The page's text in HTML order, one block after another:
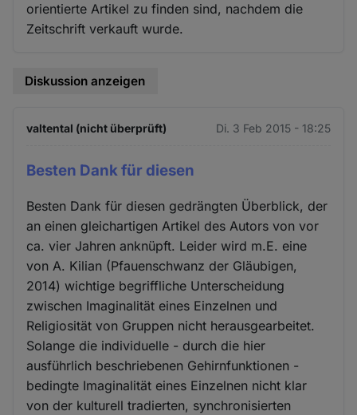
orientierte Artikel zu finden sind, nachdem die
Zeitschrift verkauft wurde.
Diskussion anzeigen
valtental (nicht überprüft) Di. 3 Feb 2015 - 18:25
Besten Dank für diesen
Besten Dank für diesen gedrängten Überblick, der
an einen gleichartigen Artikel des Autors von vor
ca. vier Jahren anknüpft. Leider wird m.E. eine
von A. Kilian (Pfauenschwanz der Gläubigen,
2014) wichtige begriffliche Unterscheidung
zwischen Imaginalität eines Einzelnen und
Religiosität von Gruppen nicht herausgearbeitet.
Solange die individuelle - durch die hier
ausführlich beschriebenen Gehirnfunktionen -
bedingte Imaginalität eines Einzelnen nicht klar
von der kulturell tradierten, synchronisierten